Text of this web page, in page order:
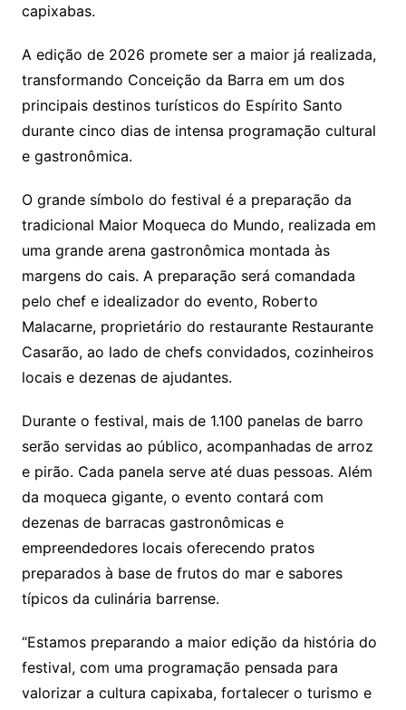
capixabas.
A edição de 2026 promete ser a maior já realizada,
transformando Conceição da Barra em um dos
principais destinos turísticos do Espírito Santo
durante cinco dias de intensa programação cultural
e gastronômica.
O grande símbolo do festival é a preparação da
tradicional Maior Moqueca do Mundo, realizada em
uma grande arena gastronômica montada às
margens do cais. A preparação será comandada
pelo chef e idealizador do evento, Roberto
Malacarne, proprietário do restaurante Restaurante
Casarão, ao lado de chefs convidados, cozinheiros
locais e dezenas de ajudantes.
Durante o festival, mais de 1.100 panelas de barro
serão servidas ao público, acompanhadas de arroz
e pirão. Cada panela serve até duas pessoas. Além
da moqueca gigante, o evento contará com
dezenas de barracas gastronômicas e
empreendedores locais oferecendo pratos
preparados à base de frutos do mar e sabores
típicos da culinária barrense.
“Estamos preparando a maior edição da história do
festival, com uma programação pensada para
valorizar a cultura capixaba, fortalecer o turismo e